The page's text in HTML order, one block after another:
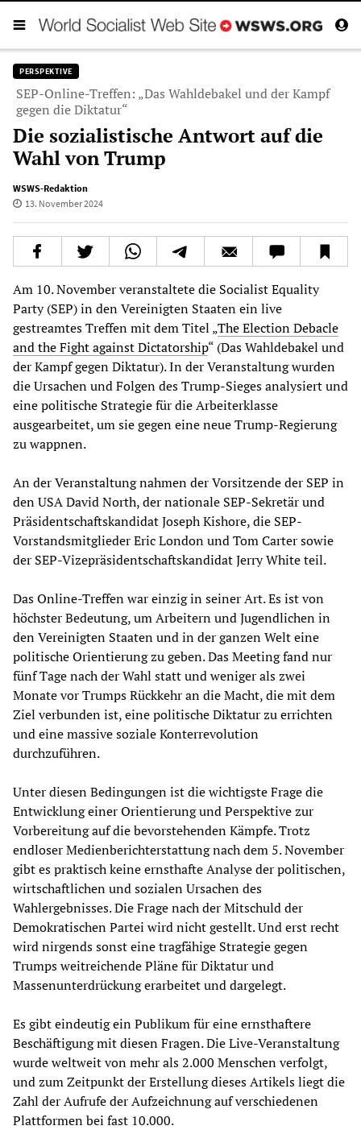
PERSPEKTIVE
SEP-Online-Treffen: „Das Wahldebakel und der Kampf
gegen die Diktatur“
Die sozialistische Antwort auf die
Wahl von Trump
WSWS-Redaktion
13. November 2024
Am 10. November veranstaltete die Socialist Equality
Party (SEP) in den Vereinigten Staaten ein live
gestreamtes Treffen mit dem Titel „The Election Debacle
and the Fight against Dictatorship“ (Das Wahldebakel und
der Kampf gegen Diktatur). In der Veranstaltung wurden
die Ursachen und Folgen des Trump-Sieges analysiert und
eine politische Strategie für die Arbeiterklasse
ausgearbeitet, um sie gegen eine neue Trump-Regierung
zu wappnen.
An der Veranstaltung nahmen der Vorsitzende der SEP in
den USA David North, der nationale SEP-Sekretär und
Präsidentschaftskandidat Joseph Kishore, die SEP-
Vorstandsmitglieder Eric London und Tom Carter sowie
der SEP-Vizepräsidentschaftskandidat Jerry White teil.
Das Online-Treffen war einzig in seiner Art. Es ist von
höchster Bedeutung, um Arbeitern und Jugendlichen in
den Vereinigten Staaten und in der ganzen Welt eine
politische Orientierung zu geben. Das Meeting fand nur
fünf Tage nach der Wahl statt und weniger als zwei
Monate vor Trumps Rückkehr an die Macht, die mit dem
Ziel verbunden ist, eine politische Diktatur zu errichten
und eine massive soziale Konterrevolution
durchzuführen.
Unter diesen Bedingungen ist die wichtigste Frage die
Entwicklung einer Orientierung und Perspektive zur
Vorbereitung auf die bevorstehenden Kämpfe. Trotz
endloser Medienberichterstattung nach dem 5. November
gibt es praktisch keine ernsthafte Analyse der politischen,
wirtschaftlichen und sozialen Ursachen des
Wahlergebnisses. Die Frage nach der Mitschuld der
Demokratischen Partei wird nicht gestellt. Und erst recht
wird nirgends sonst eine tragfähige Strategie gegen
Trumps weitreichende Pläne für Diktatur und
Massenunterdrückung erarbeitet und dargelegt.
Es gibt eindeutig ein Publikum für eine ernsthaftere
Beschäftigung mit diesen Fragen. Die Live-Veranstaltung
wurde weltweit von mehr als 2.000 Menschen verfolgt,
und zum Zeitpunkt der Erstellung dieses Artikels liegt die
Zahl der Aufrufe der Aufzeichnung auf verschiedenen
Plattformen bei fast 10.000.